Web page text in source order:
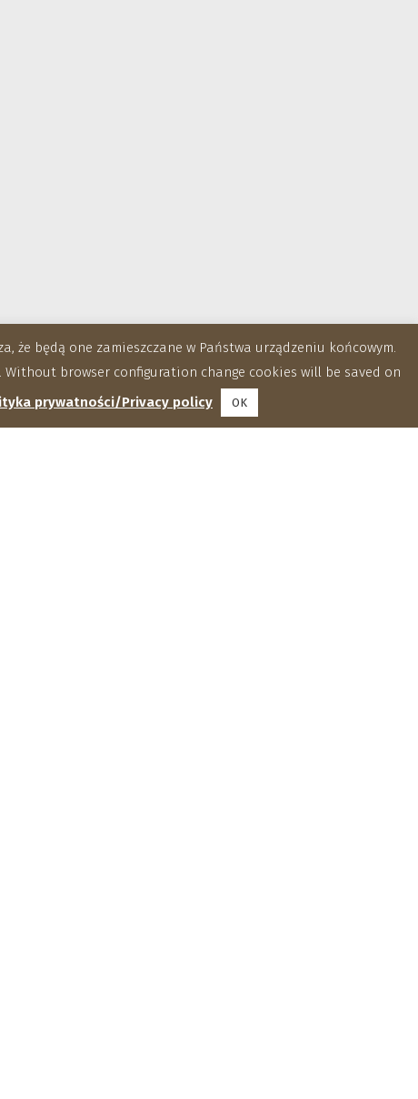
będą one zamieszczane w Państwa urządzeniu końcowym.
browser configuration change cookies will be saved on
prywatności/Privacy policy OK